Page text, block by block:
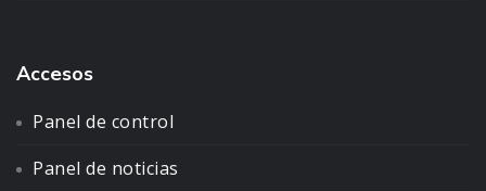
Accesos
Panel de control
Panel de noticias